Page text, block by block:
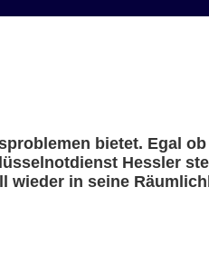
bietet. Egal
Hessler
wieder in seine